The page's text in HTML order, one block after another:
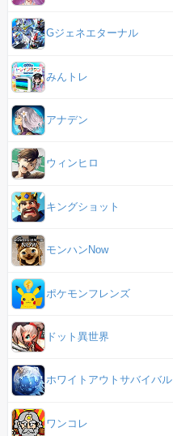
Gジェネエターナル
みんトレ
アナデン
ウィンヒロ
キングショット
モンハンNow
ポケモンフレンズ
ドット異世界
ホワイトアウトサバイバル
ワンコレ